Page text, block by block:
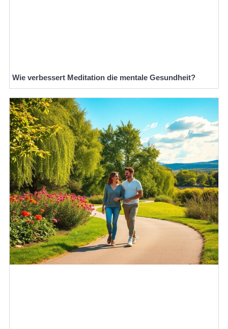
Wie verbessert Meditation die mentale Gesundheit?